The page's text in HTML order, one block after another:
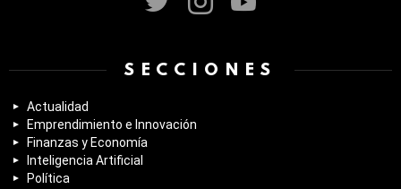
SECCIONES
Actualidad
Emprendimiento e Innovación
Finanzas y Economía
Inteligencia Artificial
Política